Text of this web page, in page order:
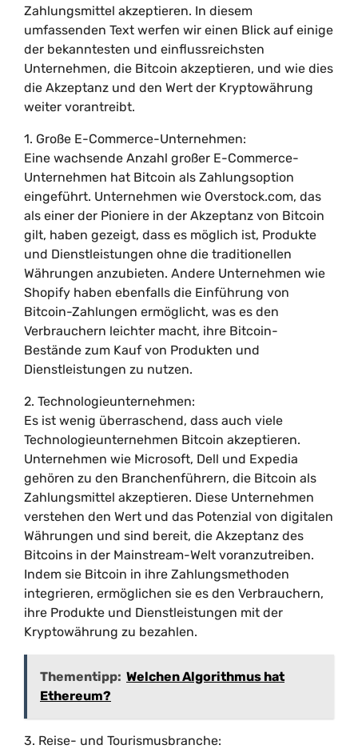
Zahlungsmittel akzeptieren. In diesem
umfassenden Text werfen wir einen Blick auf einige
der bekanntesten und einflussreichsten
Unternehmen, die Bitcoin akzeptieren, und wie dies
die Akzeptanz und den Wert der Kryptowährung
weiter vorantreibt.
1. Große E-Commerce-Unternehmen:
Eine wachsende Anzahl großer E-Commerce-
Unternehmen hat Bitcoin als Zahlungsoption
eingeführt. Unternehmen wie Overstock.com, das
als einer der Pioniere in der Akzeptanz von Bitcoin
gilt, haben gezeigt, dass es möglich ist, Produkte
und Dienstleistungen ohne die traditionellen
Währungen anzubieten. Andere Unternehmen wie
Shopify haben ebenfalls die Einführung von
Bitcoin-Zahlungen ermöglicht, was es den
Verbrauchern leichter macht, ihre Bitcoin-
Bestände zum Kauf von Produkten und
Dienstleistungen zu nutzen.
2. Technologieunternehmen:
Es ist wenig überraschend, dass auch viele
Technologieunternehmen Bitcoin akzeptieren.
Unternehmen wie Microsoft, Dell und Expedia
gehören zu den Branchenführern, die Bitcoin als
Zahlungsmittel akzeptieren. Diese Unternehmen
verstehen den Wert und das Potenzial von digitalen
Währungen und sind bereit, die Akzeptanz des
Bitcoins in der Mainstream-Welt voranzutreiben.
Indem sie Bitcoin in ihre Zahlungsmethoden
integrieren, ermöglichen sie es den Verbrauchern,
ihre Produkte und Dienstleistungen mit der
Kryptowährung zu bezahlen.
Thementipp: Welchen Algorithmus hat
Ethereum?
3. Reise- und Tourismusbranche: